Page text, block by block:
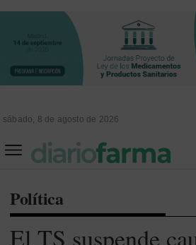
sábado, 8 de agosto de 2026
Política
El TS suspende